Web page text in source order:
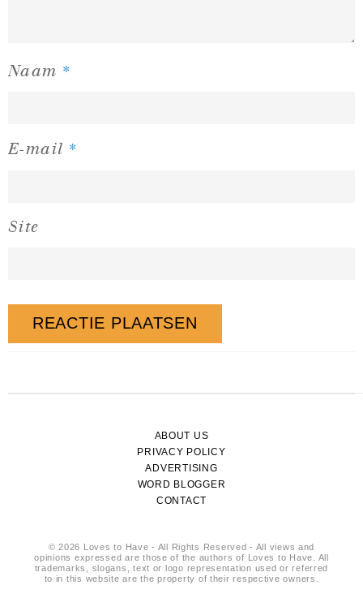
Naam *
E-mail *
Site
ABOUT US
PRIVACY POLICY
ADVERTISING
WORD BLOGGER
CONTACT
© 2026 Loves to Have - All Rights Reserved - All views and
opinions expressed are those of the authors of Loves to Have. All
trademarks, slogans, text or logo representation used or referred
to in this website are the property of their respective owners.